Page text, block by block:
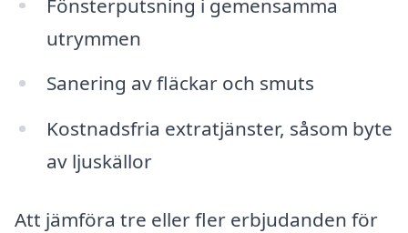
utrymmen
Sanering av fläckar och smuts
Kostnadsfria extratjänster, såsom byte
av ljuskällor
Att jämföra tre eller fler erbjudanden för